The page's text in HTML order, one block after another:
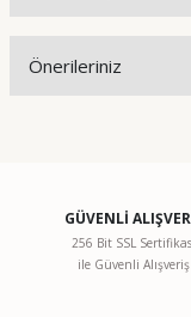
Önerileriniz
Görüş ve
Ürün resmi
GÜVENLİ
256 Bit SSL
ile Güvenli Alışveriş